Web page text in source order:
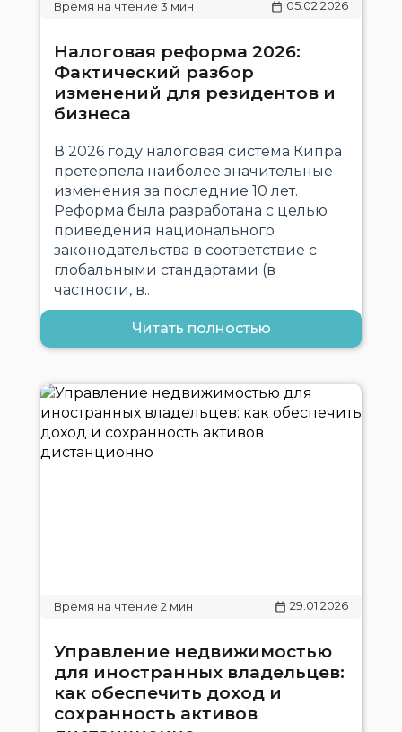
05.02.2026
Налоговая реформа 2026:
Фактический разбор
изменений для резидентов и
бизнеса
В 2026 году налоговая система Кипра
претерпела наиболее значительные
изменения за последние 10 лет.
Реформа была разработана с целью
приведения национального
законодательства в соответствие с
глобальными стандартами (в
частности, в..
Читать полностью
29.01.2026
Управление недвижимостью
для иностранных владельцев:
как обеспечить доход и
сохранность активов